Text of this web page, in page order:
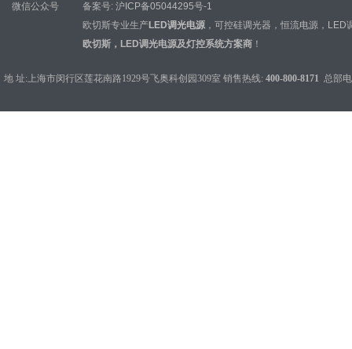
微信公众号
备案号: 沪ICP备05044295号-1
欧切斯专业生产LED调光电源 ， 可控硅调光器 ， 恒流电源 ， LED
欧切斯，LED调光电源及灯控系统方案商 ！
地 址:上海市闵行区莲花南路1929号飞奥科创园309室 销售热线: 400-800-8171 总部